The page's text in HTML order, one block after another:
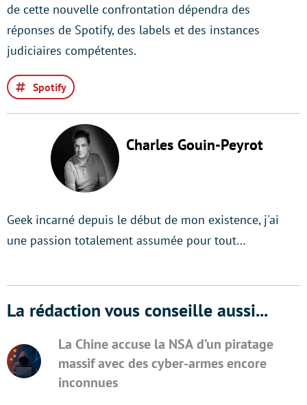
de cette nouvelle confrontation dépendra des
réponses de Spotify, des labels et des instances
judiciaires compétentes.
Spotify
Charles Gouin-Peyrot
Geek incarné depuis le début de mon existence, j'ai
une passion totalement assumée pour tout…
La rédaction vous conseille aussi...
La Chine accuse la NSA d’un piratage
massif avec des cyber-armes encore
inconnues